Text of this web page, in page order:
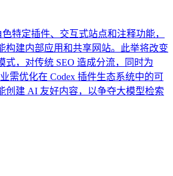
特定插件、交互式站点和注释功能，
构建内部应用和共享网站。此举将改变
式，对传统 SEO 造成分流，同时为
需优化在 Codex 插件生态系统中的可
创建 AI 友好内容，以争夺大模型检索